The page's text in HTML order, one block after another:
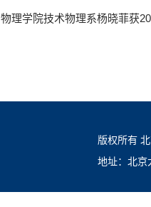
物理学院技术物理系杨晓菲获
版权所有
地址：北京